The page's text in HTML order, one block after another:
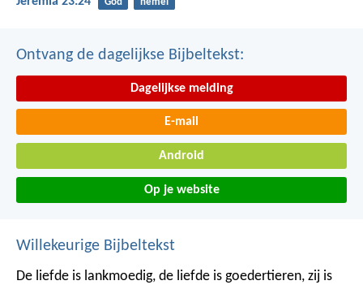
God hemel
Ontvang de dagelijkse Bijbeltekst:
Dagelijkse melding
E-mail
Android
Op je website
Willekeurige Bijbeltekst
De liefde is lankmoedig, de liefde is goedertieren, zij is